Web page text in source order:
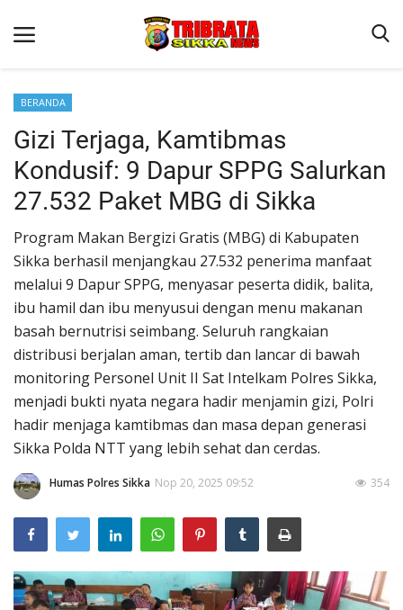
Beranda
Terms & Conditions
Reskrim
Binkam
Polisi Kita
Giat Ops
BERANDA
Gizi Terjaga, Kamtibmas
Kondusif: 9 Dapur SPPG Salurkan
27.532 Paket MBG di Sikka
Program Makan Bergizi Gratis (MBG) di Kabupaten
Sikka berhasil menjangkau 27.532 penerima manfaat
melalui 9 Dapur SPPG, menyasar peserta didik, balita,
ibu hamil dan ibu menyusui dengan menu makanan
basah bernutrisi seimbang. Seluruh rangkaian
distribusi berjalan aman, tertib dan lancar di bawah
monitoring Personel Unit II Sat Intelkam Polres Sikka,
menjadi bukti nyata negara hadir menjamin gizi, Polri
hadir menjaga kamtibmas dan masa depan generasi
Sikka Polda NTT yang lebih sehat dan cerdas.
Humas Polres Sikka Nop 20, 2025 09:52 354